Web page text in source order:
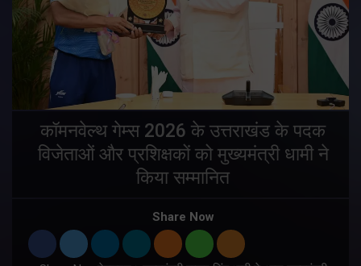
कॉमनवेल्थ गेम्स 2026 के उत्तराखंड के पदक
विजेताओं और प्रशिक्षकों को मुख्यमंत्री धामी ने
किया सम्मानित
Share Now